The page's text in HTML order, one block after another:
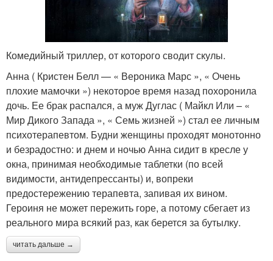
Комедийный триллер, от которого сводит скулы.
Анна ( Кристен Белл — « Вероника Марс », « Очень
плохие мамочки ») некоторое время назад похоронила
дочь. Ее брак распался, а муж Дуглас ( Майкл Или – «
Мир Дикого Запада », « Семь жизней ») стал ее личным
психотерапевтом. Будни женщины проходят монотонно
и безрадостно: и днем и ночью Анна сидит в кресле у
окна, принимая необходимые таблетки (по всей
видимости, антидепрессанты) и, вопреки
предостережению терапевта, запивая их вином.
Героиня не может пережить горе, а потому сбегает из
реального мира всякий раз, как берется за бутылку.
читать дальше →